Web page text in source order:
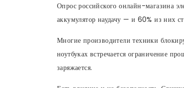
Опрос российского онлайн-магазина
аккумулятор наудачу — и 60% из них
Многие производители техники
ноутбуках встречается ограничение
заряжается.